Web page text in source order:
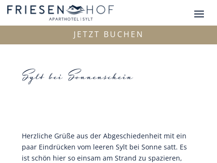
JETZT BUCHEN
Sylt bei Sonnenschein
Herzliche Grüße aus der Abgeschiedenheit mit ein
paar Eindrücken vom leeren Sylt bei Sonne satt. Es
ist schön hier so einsam am Strand zu spazieren,